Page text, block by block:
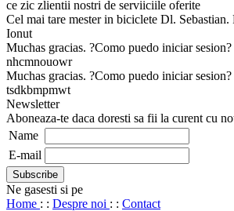
ce zic zlientii nostri de serviiciile oferite
Cel mai tare mester in biciclete Dl. Sebastian.
Ionut
Muchas gracias. ?Como puedo iniciar sesion?
nhcmnouowr
Muchas gracias. ?Como puedo iniciar sesion?
tsdkbmpmwt
Newsletter
Aboneaza-te daca doresti sa fii la curent cu
Name
E-mail
Ne gasesti si pe
Home : : Despre noi : : Contact